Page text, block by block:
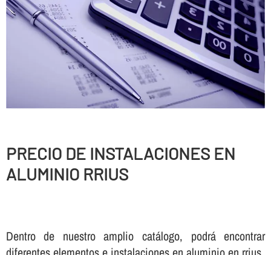
PRECIO DE INSTALACIONES EN
ALUMINIO RRIUS
Dentro de nuestro amplio catálogo, podrá encontrar